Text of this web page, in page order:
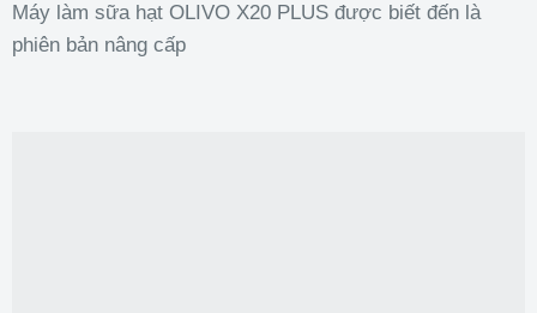
Máy làm sữa hạt OLIVO X20 PLUS được biết đến là
phiên bản nâng cấp